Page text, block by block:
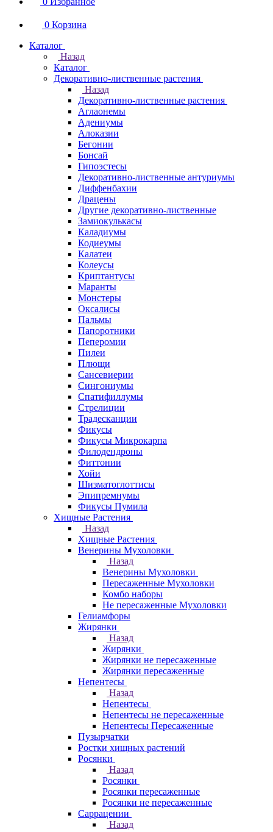
0 Корзина
Каталог
Назад
Каталог
Декоративно-лиственные растения
Назад
Декоративно-лиственные растения
Аглаонемы
Адениумы
Алоказии
Бегонии
Бонсай
Гипоэстесы
Декоративно-лиственные антуриумы
Диффенбахии
Драцены
Другие декоративно-лиственные
Замиокулькасы
Каладиумы
Кодиеумы
Калатеи
Колеусы
Криптантусы
Маранты
Монстеры
Оксалисы
Пальмы
Папоротники
Пеперомии
Пилеи
Плющи
Сансевиерии
Сингониумы
Спатифиллумы
Стрелиции
Традесканции
Фикусы
Фикусы Микрокарпа
Филодендроны
Фиттонии
Хойи
Шизматоглоттисы
Эпипремнумы
Фикусы Пумила
Хищные Растения
Назад
Хищные Растения
Венерины Мухоловки
Назад
Венерины Мухоловки
Пересаженные Мухоловки
Комбо наборы
Не пересаженные Мухоловки
Гелиамфоры
Жирянки
Назад
Жирянки
Жирянки не пересаженные
Жирянки пересаженные
Непентесы
Назад
Непентесы
Непентесы не пересаженные
Непентесы Пересаженные
Пузырчатки
Ростки хищных растений
Росянки
Назад
Росянки
Росянки пересаженные
Росянки не пересаженные
Саррацении
Назад